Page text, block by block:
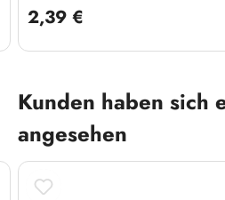
2,39 €
Produktgalerie überspringen
Kunden haben sich
angesehen